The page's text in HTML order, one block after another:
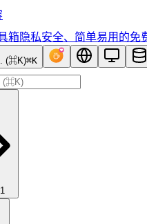
箱隐私安全、简单易用的免
(⌘K)⌘K